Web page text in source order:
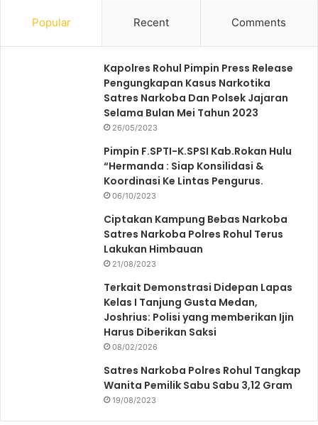
Popular Recent Comments
Kapolres Rohul Pimpin Press Release
Pengungkapan Kasus Narkotika
Satres Narkoba Dan Polsek Jajaran
Selama Bulan Mei Tahun 2023
26/05/2023
Pimpin F.SPTI-K.SPSI Kab.Rokan Hulu
“Hermanda : Siap Konsilidasi &
Koordinasi Ke Lintas Pengurus.
06/10/2023
Ciptakan Kampung Bebas Narkoba
Satres Narkoba Polres Rohul Terus
Lakukan Himbauan
21/08/2023
Terkait Demonstrasi Didepan Lapas
Kelas I Tanjung Gusta Medan,
Joshrius: Polisi yang memberikan Ijin
Harus Diberikan Saksi
08/02/2026
Satres Narkoba Polres Rohul Tangkap
Wanita Pemilik Sabu Sabu 3,12 Gram
19/08/2023